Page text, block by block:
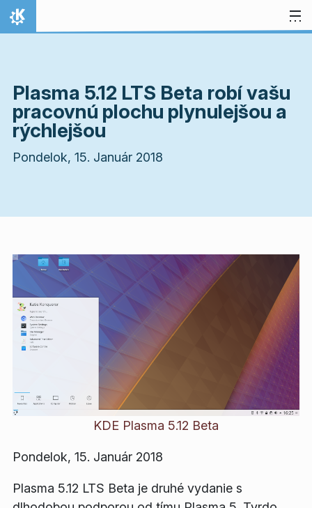
Preskočiť na obsah
Domov
Plasma 5.12 LTS Beta robí vašu
pracovnú plochu plynulejšou a
rýchlejšou
Pondelok, 15. Január 2018
KDE Plasma 5.12 Beta
Pondelok, 15. Január 2018
Plasma 5.12 LTS Beta je druhé vydanie s